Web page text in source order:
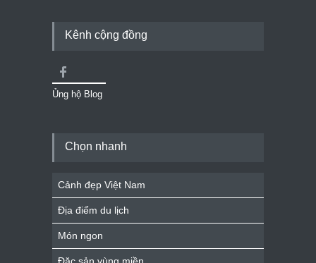
Kênh cộng đồng
Ủng hộ Blog
Chọn nhanh
Cảnh đẹp Việt Nam
Địa điểm du lịch
Món ngon
Đặc sản vùng miền